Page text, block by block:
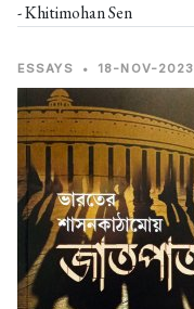
- Khitimohan Sen
ESSAYS • 18-NOV-2023